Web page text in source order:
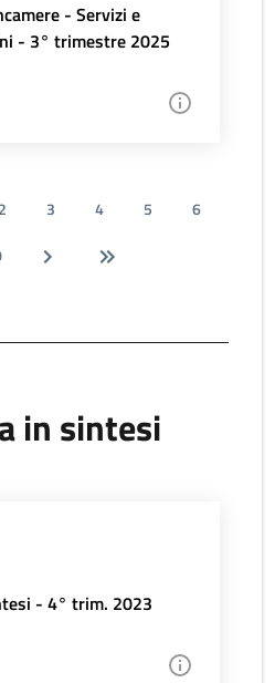
- Servizi e
- 3° trimestre 2025
2 3 4 5
6
in sintesi
- 4° trim. 2023